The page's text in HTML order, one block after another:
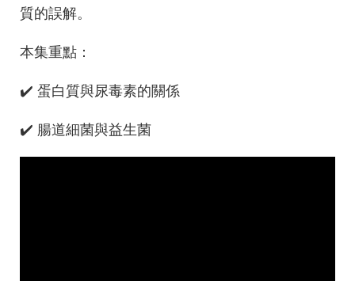
質的誤解。
本集重點：
✔️ 蛋白質與尿毒素的關係
✔️ 腸道細菌與益生菌